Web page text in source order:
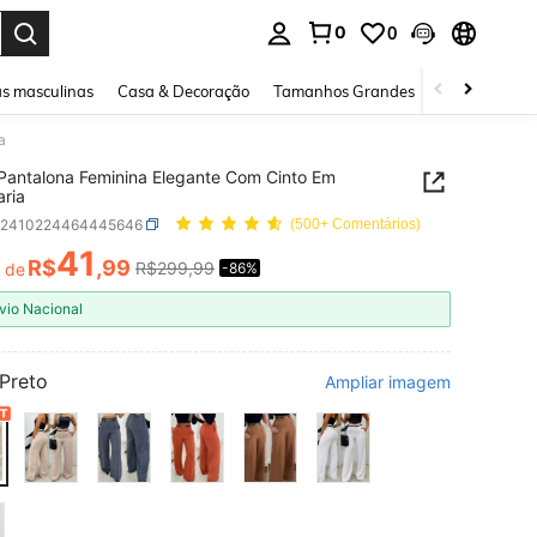
0 0
masculinas Casa & Decoração Tamanhos Grandes Joias e
Feminina Elegante Com Cinto Em
(500+ Comentários)
AND AVAILABILITY
deR$41,99 R$299,99 -86%
Nacional
Preto Ampliar imagem